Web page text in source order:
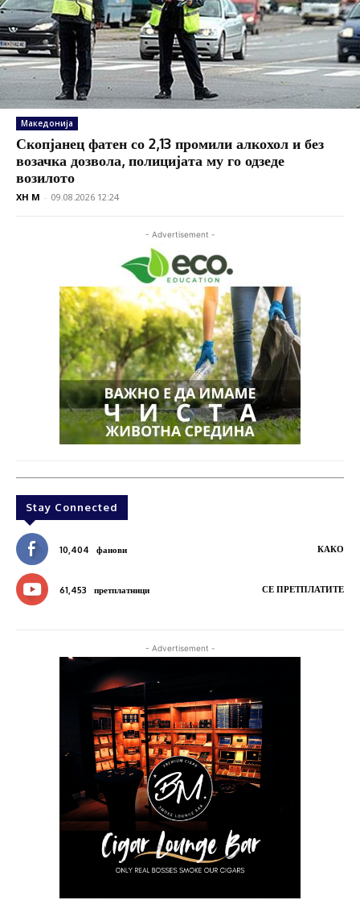
Македонија
Скопјанец фатен со 2,13 промили алкохол и без
возачка дозвола, полицијата му го одзеде
возилото
XH M - 09.08.2026 12:24
- Advertisement -
Stay Connected
10,404 фанови КАКО
61,453 претплатници СЕ ПРЕТПЛАТИТЕ
- Advertisement -